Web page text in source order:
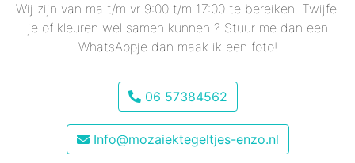
Wij zijn van ma t/m vr 9:00 t/m 17:00 te bereiken. Twijfel
je of kleuren wel samen kunnen ? Stuur me dan een
WhatsAppje dan maak ik een foto!
06 57384562
Info@mozaiektegeltjes-enzo.nl